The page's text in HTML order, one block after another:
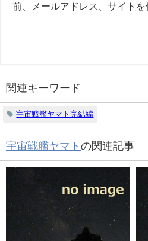
前、メールアドレス、サイトを
関連キーワード
宇宙戦艦ヤマト完結編
宇宙戦艦ヤマト の関連記事